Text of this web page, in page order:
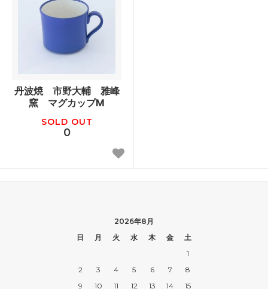
丹波焼 市野大輔 雅峰
窯 マグカップM
SOLD OUT
0
2026年8月
日
月 火 水 木 金
土
1
2
3 4 5 6 7
8
9
10 11 12 13 14
15